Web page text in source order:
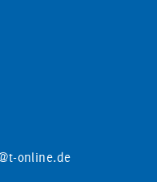
online.de